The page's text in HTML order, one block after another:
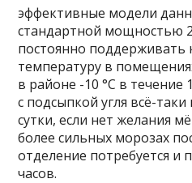
эффективные модели
стандартной мощностью
постоянно
температуру в
в районе -10 °С в течение
с подсыпкой угля всё-
сутки, если нет желания
более сильных морозах
отделение потребуется и
часов.